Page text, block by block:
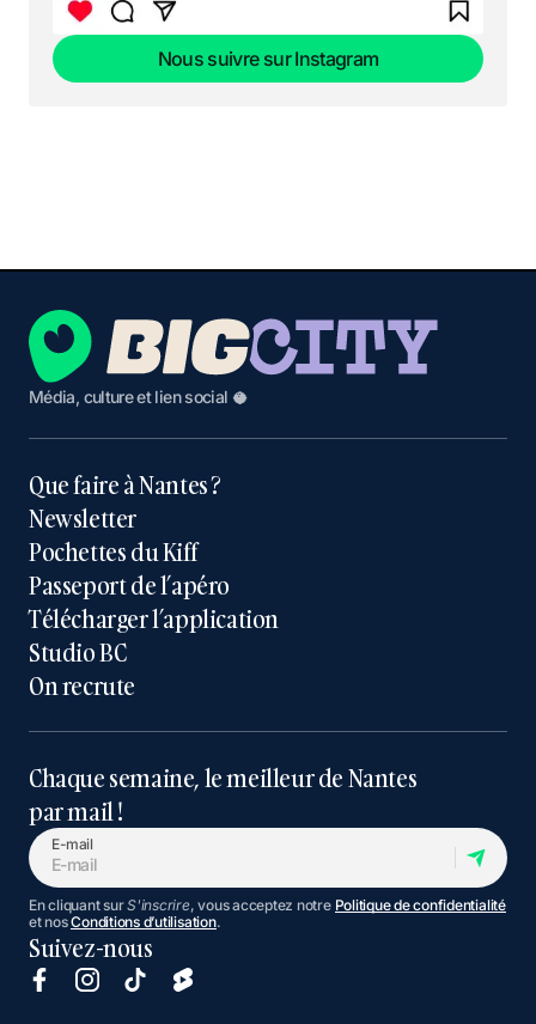
Nous suivre sur Instagram
Média, culture et lien social 🥥
Que faire à Nantes ?
Newsletter
Pochettes du Kiff
Passeport de l’apéro
Télécharger l’application
Studio BC
On recrute
Chaque semaine, le meilleur de Nantes
par mail !
E-mail
En cliquant surS'inscrire, vous acceptez notre Politique de confidentialité
et nosConditions d’utilisation.
Suivez-nous